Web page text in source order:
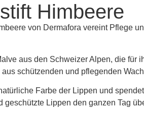
Himbeere
von Dermafora vereint Pflege
aus den Schweizer Alpen, die
schützenden und pflegenden
Farbe der Lippen und
geschützte Lippen den ganzen Tag